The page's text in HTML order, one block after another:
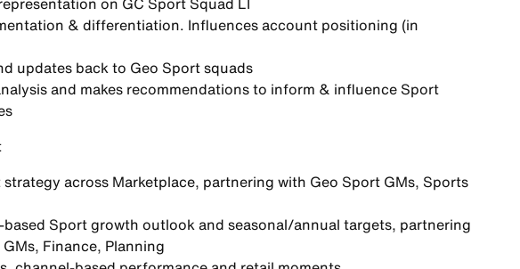
& differentiation. Influences account positioning (in
updates back to Geo Sport squads
and makes recommendations to inform & influence Sport
across Marketplace, partnering with Geo Sport GMs, Sports
Sport growth outlook and seasonal/annual targets, partnering
Finance, Planning